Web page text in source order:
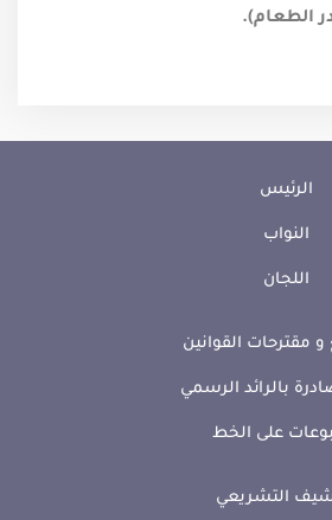
الطعام).
الرئيس
النواب
اللجان
مقترحات القوانين
بالرائد الرسمي
على الخط
التشريعي